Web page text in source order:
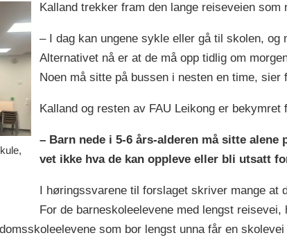
Kalland trekker fram den lange reiseveien
– I dag kan ungene sykle eller gå til skolen,
Alternativet nå er at de må opp tidlig om
Noen må sitte på bussen i nesten en time, sier
Kalland og resten av FAU Leikong er
– Barn nede i 5-6 års-alderen må sitte
vet ikke hva de kan oppleve eller bli utsatt
I høringssvarene til forslaget skriver mange
For de barneskoleelevene med lengst
som bor lengst unna får en